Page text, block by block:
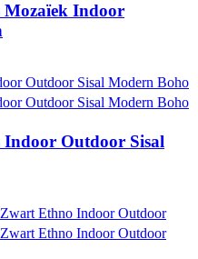
Mozaïek Indoor
Indoor Outdoor Sisal